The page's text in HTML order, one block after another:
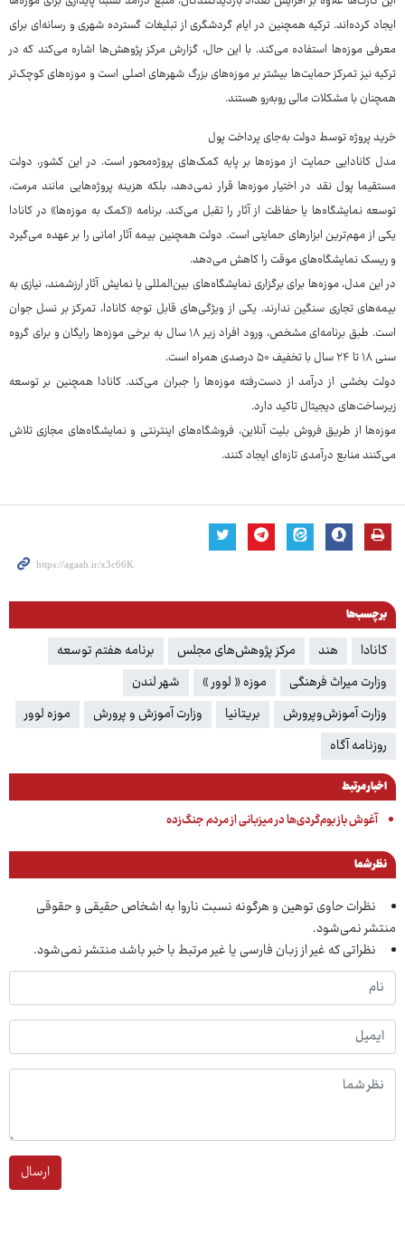
ایجاد کرده‌اند. ترکیه همچنین در ایام گردشگری از تبلیغات گسترده شهری و رسانه‌ای برای
معرفی موزه‌ها استفاده می‌کند. با این حال، گزارش مرکز پژوهش‌ها اشاره می‌کند که در
ترکیه نیز تمرکز حمایت‌ها بیشتر بر موزه‌های بزرگ شهرهای اصلی است و موزه‌های کوچک‌تر
همچنان با مشکلات مالی روبه‌رو هستند.
خرید پروژه توسط دولت به‌جای پرداخت پول
مدل کانادایی حمایت از موزه‌ها بر پایه کمک‌های پروژه‌محور است. در این کشور، دولت
مستقیما پول نقد در اختیار موزه‌ها قرار نمی‌دهد، بلکه هزینه پروژه‌هایی مانند مرمت،
توسعه نمایشگاه‌ها یا حفاظت از آثار را تقبل می‌کند. برنامه «کمک به موزه‌ها» در کانادا
یکی از مهم‌ترین ابزارهای حمایتی است. دولت همچنین بیمه آثار امانی را بر عهده می‌گیرد
و ریسک نمایشگاه‌های موقت را کاهش می‌دهد.
در این مدل، موزه‌ها برای برگزاری نمایشگاه‌های بین‌المللی یا نمایش آثار ارزشمند، نیازی به
بیمه‌های تجاری سنگین ندارند. یکی از ویژگی‌های قابل توجه کانادا، تمرکز بر نسل جوان
است. طبق برنامه‌ای مشخص، ورود افراد زیر ۱۸ سال به برخی موزه‌ها رایگان و برای گروه
سنی ۱۸ تا ۲۴ سال با تخفیف ۵۰ درصدی همراه است.
دولت بخشی از درآمد از دست‌رفته موزه‌ها را جبران می‌کند. کانادا همچنین بر توسعه
زیرساخت‌های دیجیتال تاکید دارد.
موزه‌ها از طریق فروش بلیت آنلاین، فروشگاه‌های اینترنتی و نمایشگاه‌های مجازی تلاش
می‌کنند منابع درآمدی تازه‌ای ایجاد کنند.
برچسب‌ها
کانادا هند مرکز پژوهش‌های مجلس
برنامه هفتم توسعه
وزارت میراث فرهنگی
موزه « لوور »
شهر لندن
وزارت آموزش‌وپرورش
بریتانیا وزارت آموزش و پرورش
موزه لوور
روزنامه آگاه
اخبار مرتبط
آغوش باز بوم‌گردی‌ها در میزبانی از مردم جنگ‌زده
نظر شما
نظرات حاوی توهین و هرگونه نسبت ناروا به اشخاص حقیقی و حقوقی
منتشر نمی‌شود.
نظراتی که غیر از زبان فارسی یا غیر مرتبط با خبر باشد منتشر نمی‌شود.
ارسال